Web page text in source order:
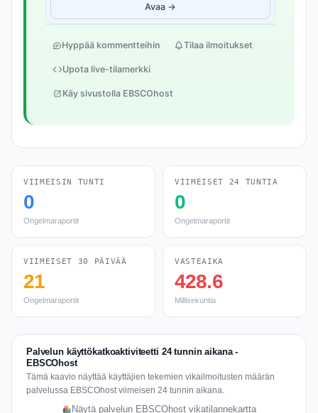
Avaa →
Hyppää kommentteihin Tilaa ilmoitukset
Upota live-tilamerkki
Käy sivustolla EBSCOhost
VIIMEISIN TUNTI
0
Ongelmaraportit
VIIMEISET 24 TUNTIA
0
Ongelmaraportit
VIIMEISET 30 PÄIVÄÄ
21
Ongelmaraportit
VASTEAIKA
428.6
Millisekuntia
Palvelun käyttökatkoaktiviteetti 24 tunnin aikana -
EBSCOhost
Tämä kaavio näyttää käyttäjien tekemien vikailmoitusten määrän
palvelussa EBSCOhost viimeisen 24 tunnin aikana.
Näytä palvelun EBSCOhost vikatilannekartta